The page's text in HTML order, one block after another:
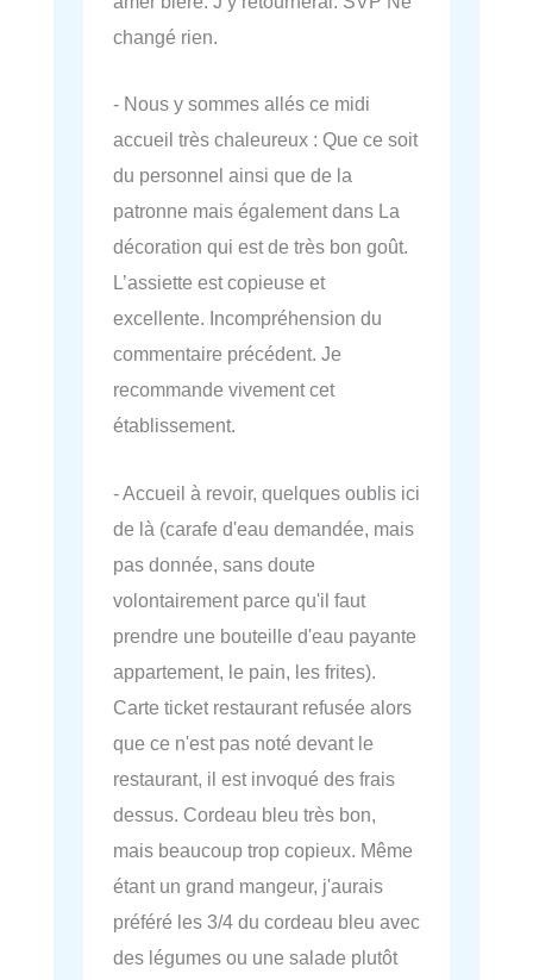
changé rien.
- Nous y sommes allés ce midi
accueil très chaleureux : Que ce soit
du personnel ainsi que de la
patronne mais également dans La
décoration qui est de très bon goût.
L’assiette est copieuse et
excellente. Incompréhension du
commentaire précédent. Je
recommande vivement cet
établissement.
- Accueil à revoir, quelques oublis ici
de là (carafe d'eau demandée, mais
pas donnée, sans doute
volontairement parce qu'il faut
prendre une bouteille d'eau payante
appartement, le pain, les frites).
Carte ticket restaurant refusée alors
que ce n'est pas noté devant le
restaurant, il est invoqué des frais
dessus. Cordeau bleu très bon,
mais beaucoup trop copieux. Même
étant un grand mangeur, j'aurais
préféré les 3/4 du cordeau bleu avec
des légumes ou une salade plutôt